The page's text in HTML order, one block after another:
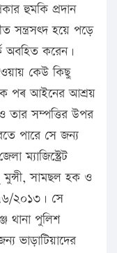
হুমকি প্রদান
সন্ত্রসত্দ হয়ে পড়ে
অবহিত করেন।
কেউ কিছু
পৰ আইনের আশ্রয়
তার সম্পত্তির উপর
পারে সে জন্য
ম্যাজিস্ট্রেট
মুন্সী, সামছল হক ও
২০১৩। সে
থানা পুলিশ
ভাড়াটিয়াদের